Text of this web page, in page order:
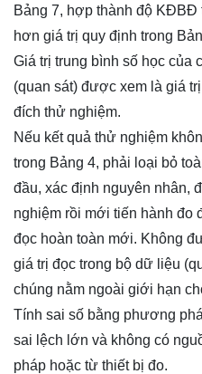
Bảng 7, hợp thành độ
hơn giá trị quy định trong
Giá trị trung bình số học của
(quan sát) được xem là giá
đích thử nghiệm.
Nếu kết quả thử nghiệm
trong Bảng 4, phải loại bỏ
đầu, xác định nguyên nhân,
nghiệm rồi mới tiến hành đo
đọc hoàn toàn mới. Không
giá trị đọc trong bộ dữ liệu
chúng nằm ngoài giới hạn
Tính sai số bằng phương
sai lệch lớn và không có
pháp hoặc từ thiết bị đo.